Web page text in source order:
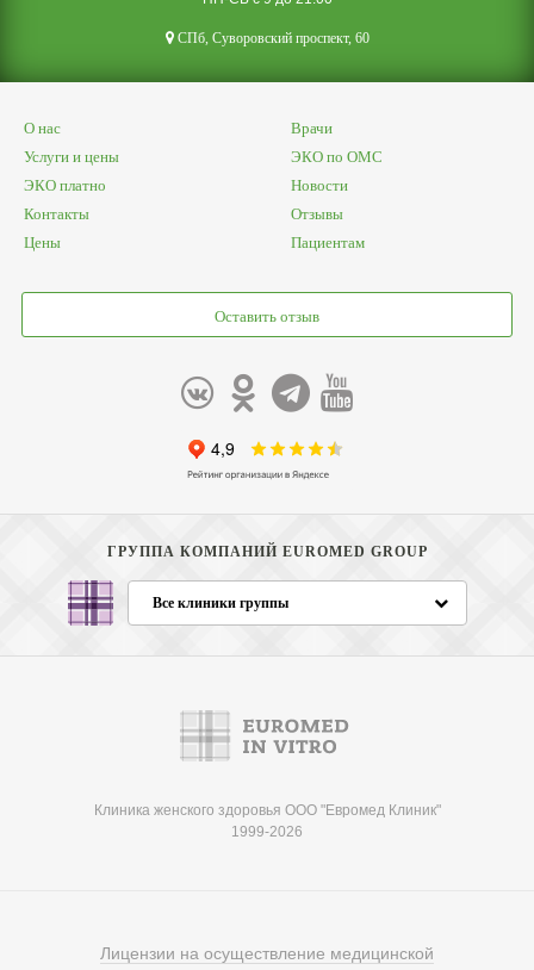
CПб, Суворовский проспект, 60
О нас
Врачи
Услуги и цены
ЭКО по ОМС
ЭКО платно
Новости
Контакты
Отзывы
Цены
Пациентам
Оставить отзыв
ГРУППА КОМПАНИЙ EUROMED GROUP
Все клиники группы
Клиника женского здоровья ООО "Евромед Клиник"
1999-2026
Лицензии на осуществление медицинской